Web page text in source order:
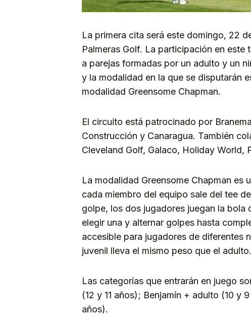
La primera cita será este domingo, 22
Palmeras Golf. La participación en
a parejas formadas por un adulto y un
y la modalidad en la que se disputarán
modalidad Greensome Chapman.
El circuito está patrocinado por
Construcción y Canaragua. También
Cleveland Golf, Galaco, Holiday World,
La modalidad Greensome Chapman es
cada miembro del equipo sale del tee
golpe, los dos jugadores juegan la bola
elegir una y alternar golpes hasta
accesible para jugadores de diferentes
juvenil lleva el mismo peso que el adulto.
Las categorías que entrarán en juego
(12 y 11 años); Benjamín + adulto (10 y
años).